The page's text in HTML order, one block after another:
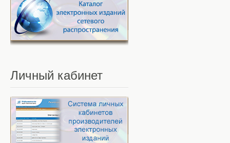
Личный кабинет